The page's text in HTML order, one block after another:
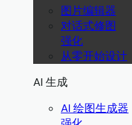
图片编辑器
对话式修图
强化
从零开始设计
AI 生成
AI 绘图生成器